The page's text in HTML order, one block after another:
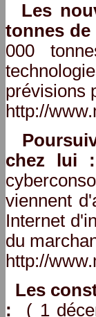
Les
tonnes de
000
prévisions
http://
chez lui :
viennent
Internet
du
http://
Les
: ( 1